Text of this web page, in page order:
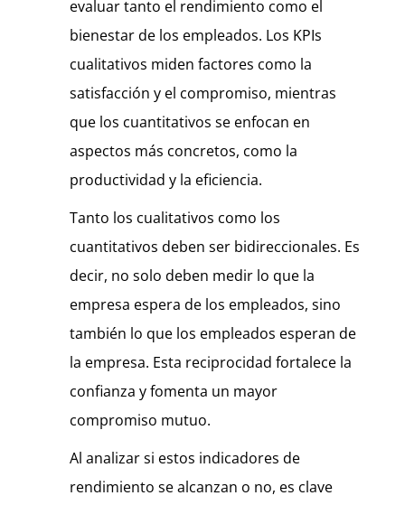
evaluar tanto el rendimiento como el
bienestar de los empleados. Los KPIs
cualitativos miden factores como la
satisfacción y el compromiso, mientras
que los cuantitativos se enfocan en
aspectos más concretos, como la
productividad y la eficiencia.
Tanto los cualitativos como los
cuantitativos deben ser bidireccionales. Es
decir, no solo deben medir lo que la
empresa espera de los empleados, sino
también lo que los empleados esperan de
la empresa. Esta reciprocidad fortalece la
confianza y fomenta un mayor
compromiso mutuo.
Al analizar si estos indicadores de
rendimiento se alcanzan o no, es clave